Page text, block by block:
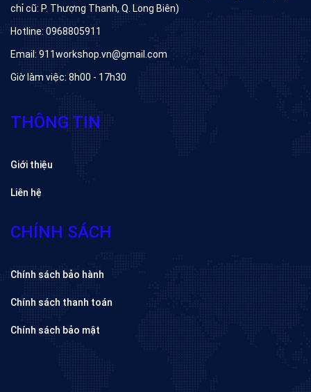
chỉ cũ: P. Thượng Thanh, Q. Long Biên)
Hotline: 0968805911
Email: 911workshop.vn@gmail.com
Giờ làm việc: 8h00 - 17h30
THÔNG TIN
Giới thiệu
Liên hệ
CHÍNH SÁCH
Chính sách bảo hành
Chính sách thanh toán
Chính sách bảo mật